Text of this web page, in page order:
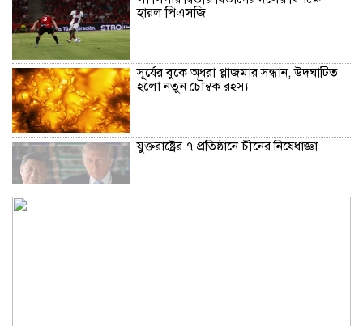
হারল পিএসজি
সূর্যের বুকে অধরা প্লাজমার সন্ধান, উদ্ঘাটিত
হলো নতুন চৌম্বক রহস্য
যুক্তরাষ্ট্রের ৭ প্রতিষ্ঠানে চীনের নিষেধাজ্ঞা